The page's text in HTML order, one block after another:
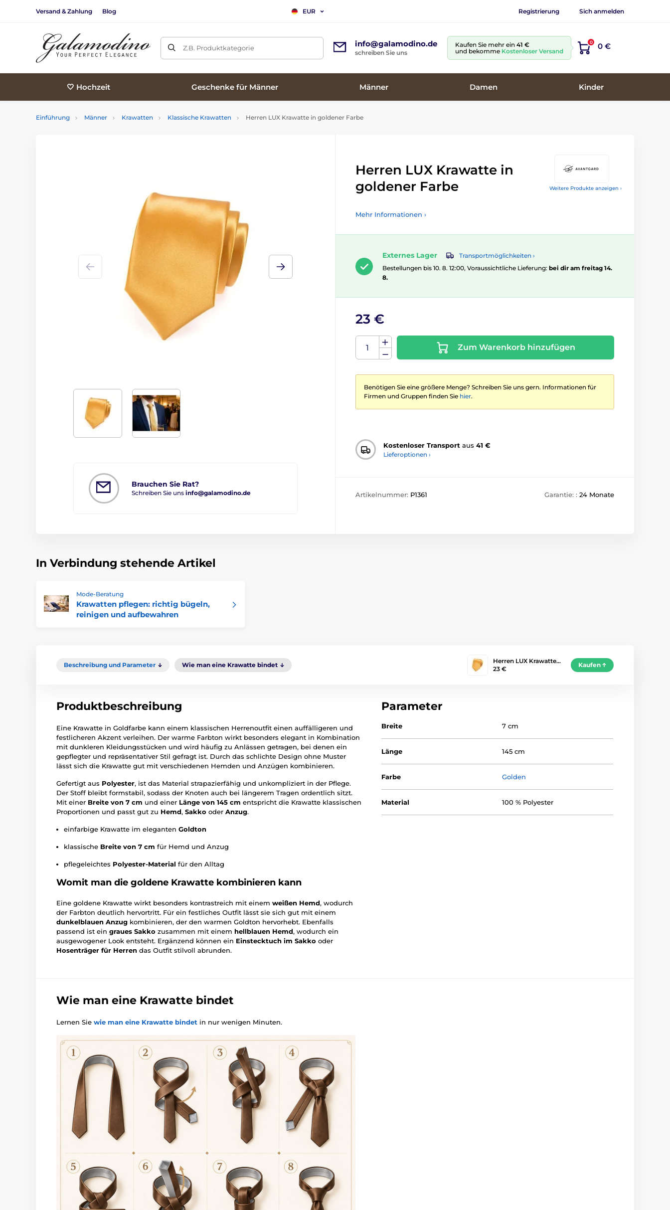
Versand & Zahlung Blog EUR Registrierung Sich anmelden
Z.B. Produktkategorie info@galamodino.de
schreiben Sie uns
Kaufen Sie mehr ein 41 €
und bekomme Kostenloser Versand
0 0 €
🤍 Hochzeit Geschenke für Männer Männer Damen Kinder
Einführung Männer Krawatten Klassische Krawatten Herren LUX Krawatte in goldener Farbe
Weitere Produkte anzeigen ›
Brauchen Sie Rat?
Schreiben Sie uns info@galamodino.de
Herren LUX Krawatte in
goldener Farbe
Mehr Informationen ›
Externes Lager
Transportmöglichkeiten ›
Bestellungen bis 10. 8. 12:00, Voraussichtliche Lieferung: bei dir am freitag 14.
8.
23 €
Zum Warenkorb hinzufügen
Benötigen Sie eine größere Menge? Schreiben Sie uns gern. Informationen für
Firmen und Gruppen finden Sie hier.
Kostenloser Transport aus 41 €
Lieferoptionen ›
Artikelnummer: P1361 Garantie: : 24 Monate
In Verbindung stehende Artikel
Mode-Beratung
Krawatten pflegen: richtig bügeln,
reinigen und aufbewahren
Beschreibung und Parameter Wie man eine Krawatte bindet
Herren LUX Krawatte…
23 €
Kaufen
Produktbeschreibung
Eine Krawatte in Goldfarbe kann einem klassischen Herrenoutfit einen auffälligeren und
festlicheren Akzent verleihen. Der warme Farbton wirkt besonders elegant in Kombination
mit dunkleren Kleidungsstücken und wird häufig zu Anlässen getragen, bei denen ein
gepflegter und repräsentativer Stil gefragt ist. Durch das schlichte Design ohne Muster
lässt sich die Krawatte gut mit verschiedenen Hemden und Anzügen kombinieren.
Gefertigt aus Polyester, ist das Material strapazierfähig und unkompliziert in der Pflege.
Der Stoff bleibt formstabil, sodass der Knoten auch bei längerem Tragen ordentlich sitzt.
Mit einer Breite von 7 cm und einer Länge von 145 cm entspricht die Krawatte klassischen
Proportionen und passt gut zu Hemd, Sakko oder Anzug.
einfarbige Krawatte im eleganten Goldton
klassische Breite von 7 cm für Hemd und Anzug
pflegeleichtes Polyester-Material für den Alltag
Womit man die goldene Krawatte kombinieren kann
Eine goldene Krawatte wirkt besonders kontrastreich mit einem weißen Hemd, wodurch
der Farbton deutlich hervortritt. Für ein festliches Outfit lässt sie sich gut mit einem
dunkelblauen Anzug kombinieren, der den warmen Goldton hervorhebt. Ebenfalls
passend ist ein graues Sakko zusammen mit einem hellblauen Hemd, wodurch ein
ausgewogener Look entsteht. Ergänzend können ein Einstecktuch im Sakko oder
Hosenträger für Herren das Outfit stilvoll abrunden.
Parameter
Breite 7 cm
Länge 145 cm
Farbe Golden
Material 100 % Polyester
Wie man eine Krawatte bindet
Lernen Sie wie man eine Krawatte bindet in nur wenigen Minuten.